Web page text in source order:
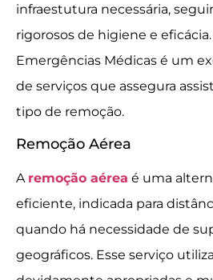
infraestutura necessária,
rigorosos de higiene e eficácia.
Emergências Médicas é um
de serviços que assegura
tipo de remoção.
Remoção Aérea
A remoção aérea é uma
eficiente, indicada para
quando há necessidade de
geográficos. Esse serviço